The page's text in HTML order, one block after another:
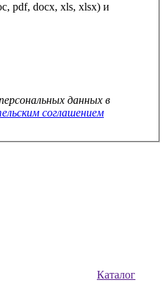
pdf, docx, xls, xlsx) и
данных в
соглашением
Каталог